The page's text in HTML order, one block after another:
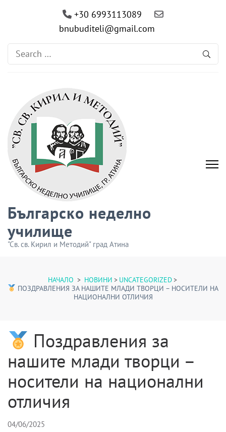
+30 6993113089
bnubuditeli@gmail.com
Search
for:
Българско неделно
училище
"Св. св. Кирил и Методий" град Атина
НАЧАЛО > НОВИНИ > UNCATEGORIZED>
ПОЗДРАВЛЕНИЯ ЗА НАШИТЕ МЛАДИ ТВОРЦИ – НОСИТЕЛИ НА
НАЦИОНАЛНИ ОТЛИЧИЯ
Поздравления за
нашите млади творци –
носители на национални
отличия
04/06/2025